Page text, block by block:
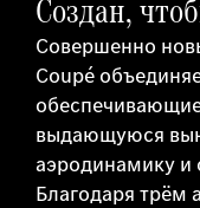
Создан,
Совершенно
Coupé
выдающуюся
аэродинамику и
Благодаря трём